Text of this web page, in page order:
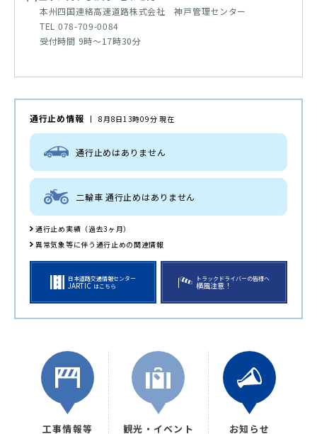
本州四国連絡高速道路株式会社 神戸管理センター
TEL 078-709-0084
受付時間 9時～17時30分
通行止め情報 8月8日13時09分 現在
通行止めはありません
二輪車 通行止めはありません
通行止め実績（過去3ヶ月）
異常気象等に伴う通行止めの関連情報
日本道路交通情報センター
JARTIC はこちら
トラックドライバーの皆様へ
横風注意！
工事情報等 観光・イベント お知らせ